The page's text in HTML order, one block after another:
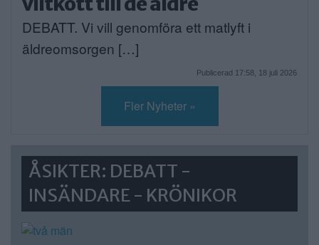
DEBATT. Vi vill genomföra ett matlyft i
äldreomsorgen […]
Publicerad 17:58, 18 juli 2026
Fler Nyheter »
ÅSIKTER: DEBATT -
INSÄNDARE - KRÖNIKOR